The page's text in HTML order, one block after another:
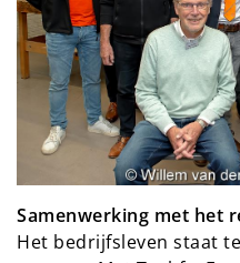
Samenwerking met het
Het bedrijfsleven staat